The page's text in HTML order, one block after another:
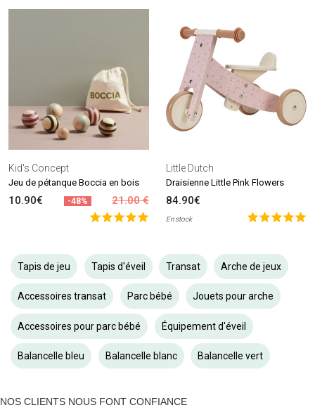
Kid's Concept
Jeu de pétanque Boccia en bois
10.90€ -48% 21.00 €
Little Dutch
Draisienne Little Pink Flowers
84.90€
En stock
Tapis de jeu Tapis d'éveil Transat Arche de jeux
Accessoires transat Parc bébé Jouets pour arche
Accessoires pour parc bébé Équipement d'éveil
Balancelle bleu Balancelle blanc Balancelle vert
NOS CLIENTS NOUS FONT CONFIANCE